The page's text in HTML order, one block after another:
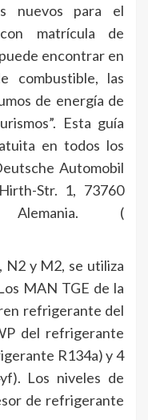
nuevos para el
matrícula de
encontrar en
combustible, las
de energía de
Esta guía
en todos los
Automobil
Str. 1, 73760
Alemania. (
N2 y M2, se utiliza
MAN TGE de la
refrigerante del
del refrigerante
R134a) y 4
Los niveles de
de refrigerante